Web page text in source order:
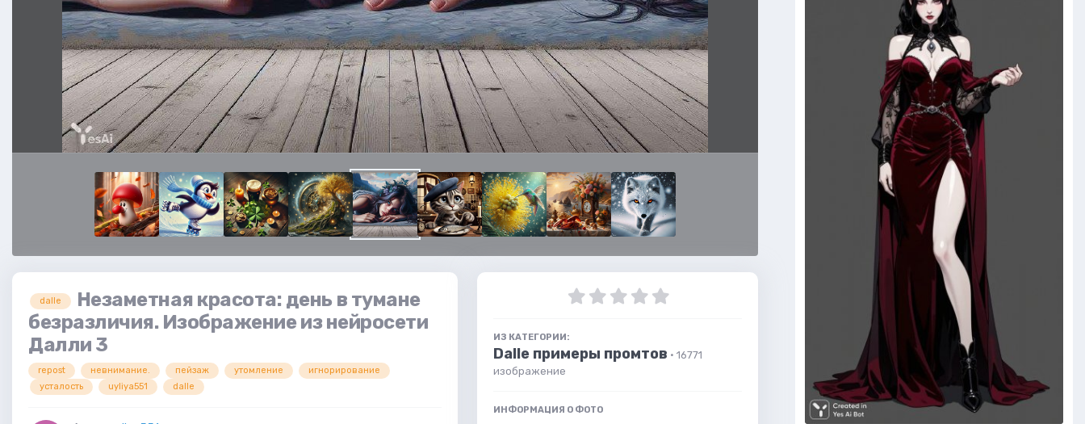
dalle
Незаметная красота: день в тумане
безразличия. Изображение из нейросети
Далли 3
repost невнимание. пейзаж утомление
игнорирование
усталость
uyliya551 dalle
ИЗ КАТЕГОРИИ:
Dalle примеры промтов · 16771
изображение
ИНФОРМАЦИЯ О ФОТО